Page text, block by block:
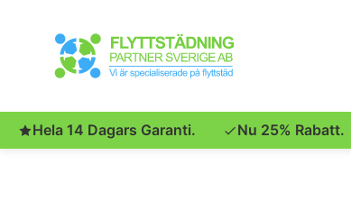
Hela 14 Dagars Garanti. Nu 25% Rabatt.